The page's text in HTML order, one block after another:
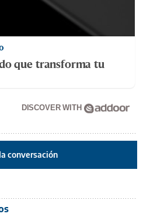
que transforma tu
DISCOVER WITH
conversación